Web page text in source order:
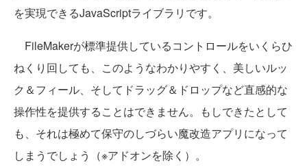
を実現できるJavaScriptライブラリです。
FileMakerが標準提供しているコントロールをいくらひ
ねくり回しても、このようなわかりやすく、美しいルッ
ク＆フィール、そしてドラッグ＆ドロップなど直感的な
操作性を提供することはできません。もしできたとして
も、それは極めて保守のしづらい魔改造アプリになって
しまうでしょう（※アドオンを除く）。